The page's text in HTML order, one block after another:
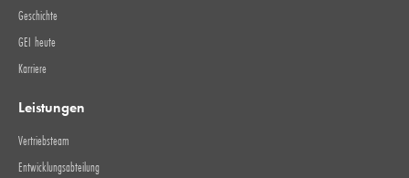
Geschichte
GEI heute
Karriere
Leistungen
Vertriebsteam
Entwicklungsabteilung